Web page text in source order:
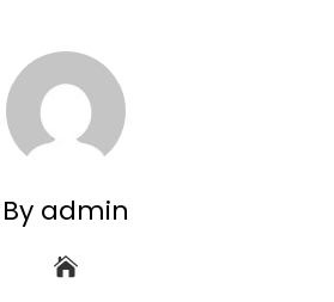
By admin